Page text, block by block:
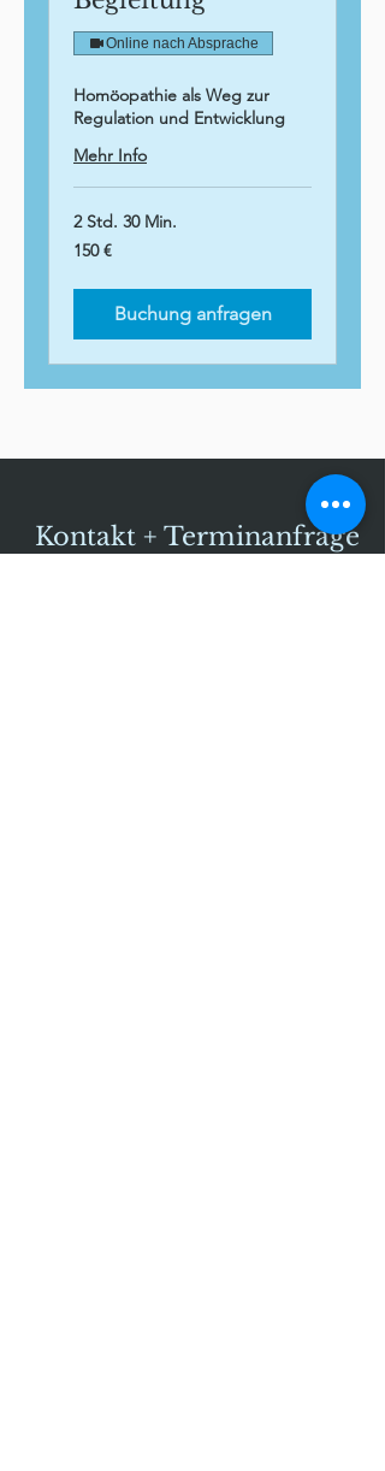
Online nach Absprache
Homöopathie als Weg zur
Regulation und Entwicklung
Mehr Info
2 Std. 30 Min.
150
Euro
150 €
Buchung anfragen
Kontakt + Terminanfrage